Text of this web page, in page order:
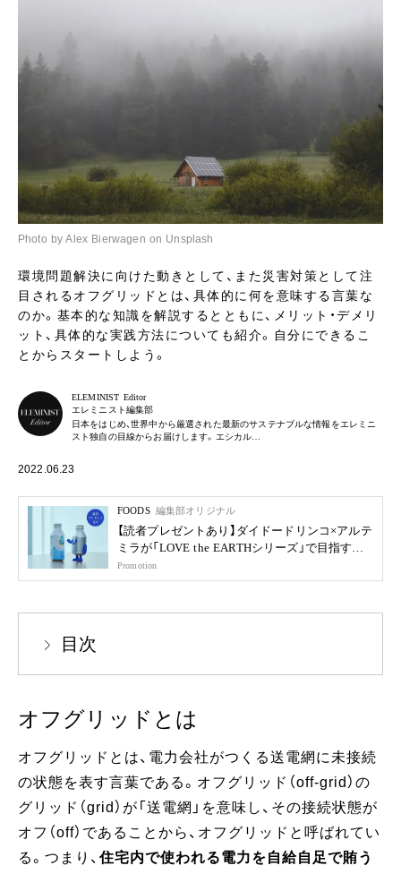
Photo by Alex Bierwagen on Unsplash
環境問題解決に向けた動きとして、また災害対策として注
目されるオフグリッドとは、具体的に何を意味する言葉な
のか。基本的な知識を解説するとともに、メリット・デメリ
ット、具体的な実践方法についても紹介。自分にできるこ
とからスタートしよう。
ELEMINIST Editor
エレミニスト編集部
日本をはじめ、世界中から厳選された最新のサステナブルな情報をエレミニ
スト独自の目線からお届けします。エシカル…
2022.06.23
FOODS 編集部オリジナル
【読者プレゼントあり】ダイドードリンコ×アルテ
ミラが「LOVE the EARTHシリーズ」で目指す未
来
Promotion
目次
オフグリッドとは
オフグリッドとは、電力会社がつくる送電網に未接続
の状態を表す言葉である。オフグリッド（off-grid）の
グリッド（grid）が「送電網」を意味し、その接続状態が
オフ（off）であることから、オフグリッドと呼ばれてい
る。つまり、 住宅内で使われる電力を自給自足で賄う